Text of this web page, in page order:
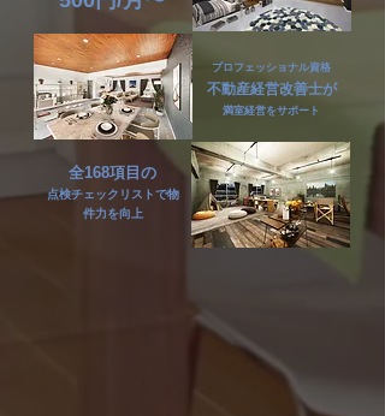
プロフェッショナル資格
不動産経営改善士が
​満室経営をサポート
全168項目 の
点検チェックリストで物
件力を向上